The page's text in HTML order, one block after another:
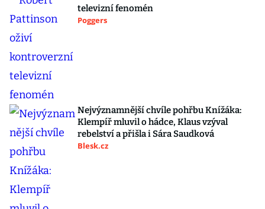
televizní fenomén
Poggers
Nejvýznamnější chvíle pohřbu Knížáka:
Klempíř mluvil o hádce, Klaus vzýval
rebelství a přišla i Sára Saudková
Blesk.cz